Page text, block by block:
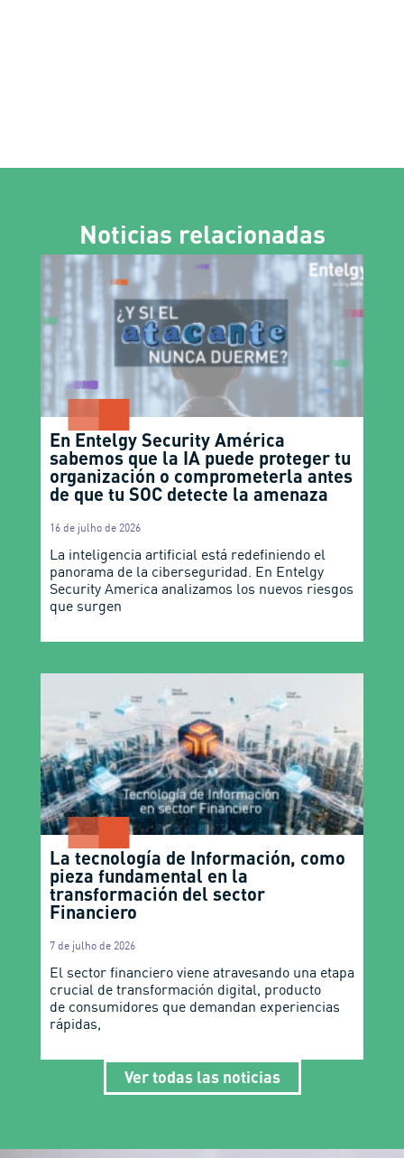
Noticias relacionadas
En Entelgy Security América
sabemos que la IA puede proteger tu
organización o comprometerla antes
de que tu SOC detecte la amenaza
16 de julho de 2026
La inteligencia artificial está redefiniendo el
panorama de la ciberseguridad. En Entelgy
Security America analizamos los nuevos riesgos
que surgen
La tecnología de Información, como
pieza fundamental en la
transformación del sector
Financiero
7 de julho de 2026
El sector financiero viene atravesando una etapa
crucial de transformación digital, producto
de consumidores que demandan experiencias
rápidas,
Ver todas las noticias